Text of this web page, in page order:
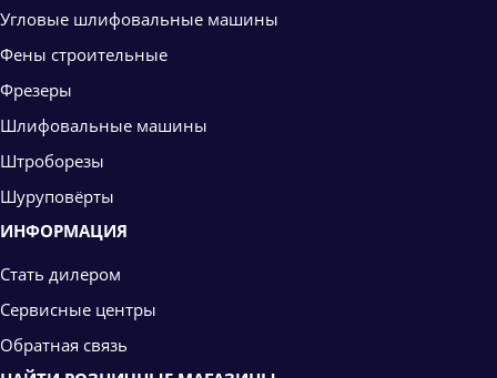
Угловые шлифовальные машины
Фены строительные
Фрезеры
Шлифовальные машины
Штроборезы
Шуруповёрты
ИНФОРМАЦИЯ
Стать дилером
Сервисные центры
Обратная связь